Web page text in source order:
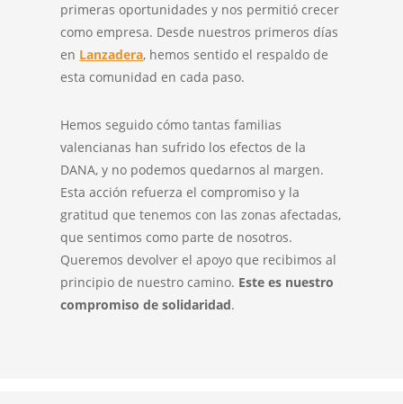
primeras oportunidades y nos permitió crecer
como empresa. Desde nuestros primeros días
en Lanzadera, hemos sentido el respaldo de
esta comunidad en cada paso.
Hemos seguido cómo tantas familias
valencianas han sufrido los efectos de la
DANA, y no podemos quedarnos al margen.
Esta acción refuerza el compromiso y la
gratitud que tenemos con las zonas afectadas,
que sentimos como parte de nosotros.
Queremos devolver el apoyo que recibimos al
principio de nuestro camino. Este es nuestro
compromiso de solidaridad.